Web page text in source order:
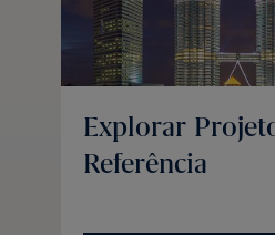
Explorar
Referência